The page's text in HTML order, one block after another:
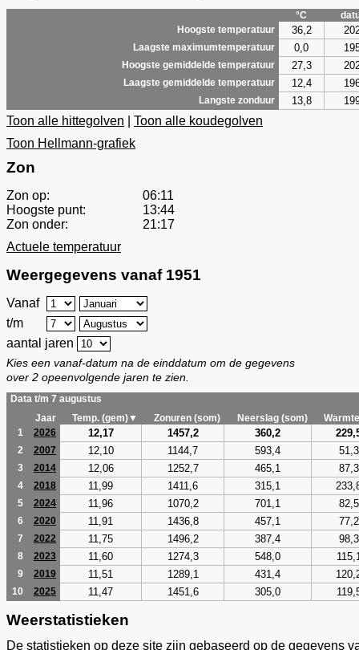
°C
Hoogste temperatuur
36,2
Laagste maximumtemperatuur 0,0
Hoogste gemiddelde temperatuur 27,3
Laagste gemiddelde temperatuur 12,4
Langste zonduur 13,8
Toon alle hittegolven
Toon alle koudegolven
Toon Hellmann-grafiek
Zon
Zon op:
06:11
Hoogste punt:
13:44
Zon onder:
21:17
Actuele temperatuur
Weergegevens vanaf 1951
Vanaf
t/m
aantal jaren
Kies een vanaf-datum na de einddatum om de gegevens
over 2 opeenvolgende jaren te zien.
Data t/m 7 augustus
Jaar
Temp. (gem)▼ Zonuren (som) Neerslag (som)
1
2026 12,17 1457,2 360,2
2 2007 12,10 1144,7 593,4 51,3
3 2014 12,06 1252,7 465,1 87,3
4 2018 11,99 1411,6 315,1
5 2024 11,96 1070,2 701,1 82,5
6 2020 11,91 1436,8 457,1 77,2
7 2022 11,75 1496,2 387,4 98,3
8 2023 11,60 1274,3 548,0
9 2019 11,51 1289,1 431,4
10 2025 11,47 1451,6 305,0
Weerstatistieken
De statistieken op deze site zijn gebaseerd op de gegevens